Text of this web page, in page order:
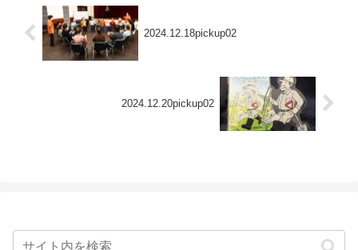
2024.12.18pickup02
2024.12.20pickup02